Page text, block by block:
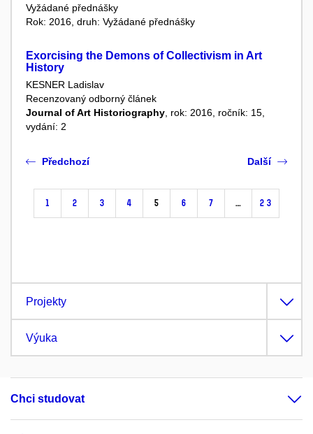
Vyžádané přednášky
Rok: 2016, druh: Vyžádané přednášky
Exorcising the Demons of Collectivism in Art
History
KESNER Ladislav
Recenzovaný odborný článek
Journal of Art Historiography, rok: 2016, ročník: 15,
vydání: 2
Předchozí
1 2 3 4 5 6 7 … 23
Další
Projekty
Výuka
Chci studovat